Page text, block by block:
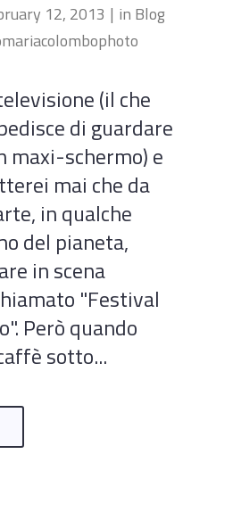
12, 2013 in Blog
(il che
di guardare
maxi-schermo) e
mai che da
in qualche
del pianeta,
in scena
"Festival
Però quando
sotto...